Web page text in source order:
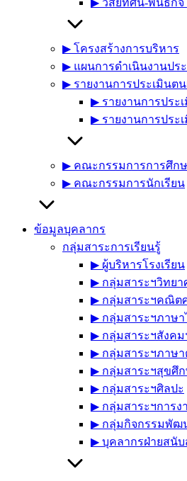
▶︎ วิสัยทัศน์-พันธกิจ
▶︎ โครงสร้างการบริหาร
▶︎ แผนการดำเนินงานปร
▶︎ รายงานการประเมินตน
▶︎ รายงานการประเ
▶︎ รายงานการประเ
▶︎ คณะกรรมการการศึก
▶︎ คณะกรรมการนักเรียน
ข้อมูลบุคลากร
กลุ่มสาระการเรียนรู้
▶︎ ผู้บริหารโรงเรียน
▶︎ กลุ่มสาระฯวิทยา
▶︎ กลุ่มสาระฯคณิต
▶︎ กลุ่มสาระฯภาษา
▶︎ กลุ่มสาระฯสังคม
▶︎ กลุ่มสาระฯภาษา
▶︎ กลุ่มสาระฯสุขศึ
▶︎ กลุ่มสาระฯศิลปะ
▶︎ กลุ่มสาระฯการง
▶︎ กลุ่มกิจกรรมพัฒ
▶︎ บุคลากรฝ่ายสนั